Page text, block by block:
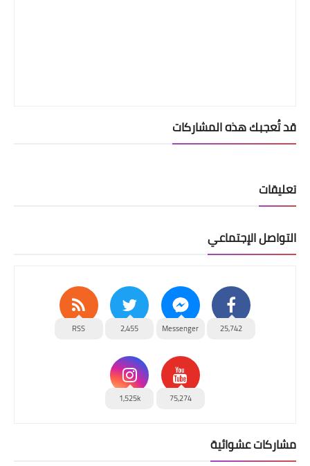
قد تُعجبك هذه المشاركات
تعليقات
التواصل الإجتماعي
25,742
Messenger
2,455
RSS
75,274
1,525k
مشاركات عشوائية